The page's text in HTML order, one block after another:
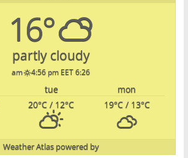
16°
partly cloudy
6:26 am
4:56 pm EET
mon
tue
19°C/ 13°C
20°C / 12°C
powered by
Weather Atlas